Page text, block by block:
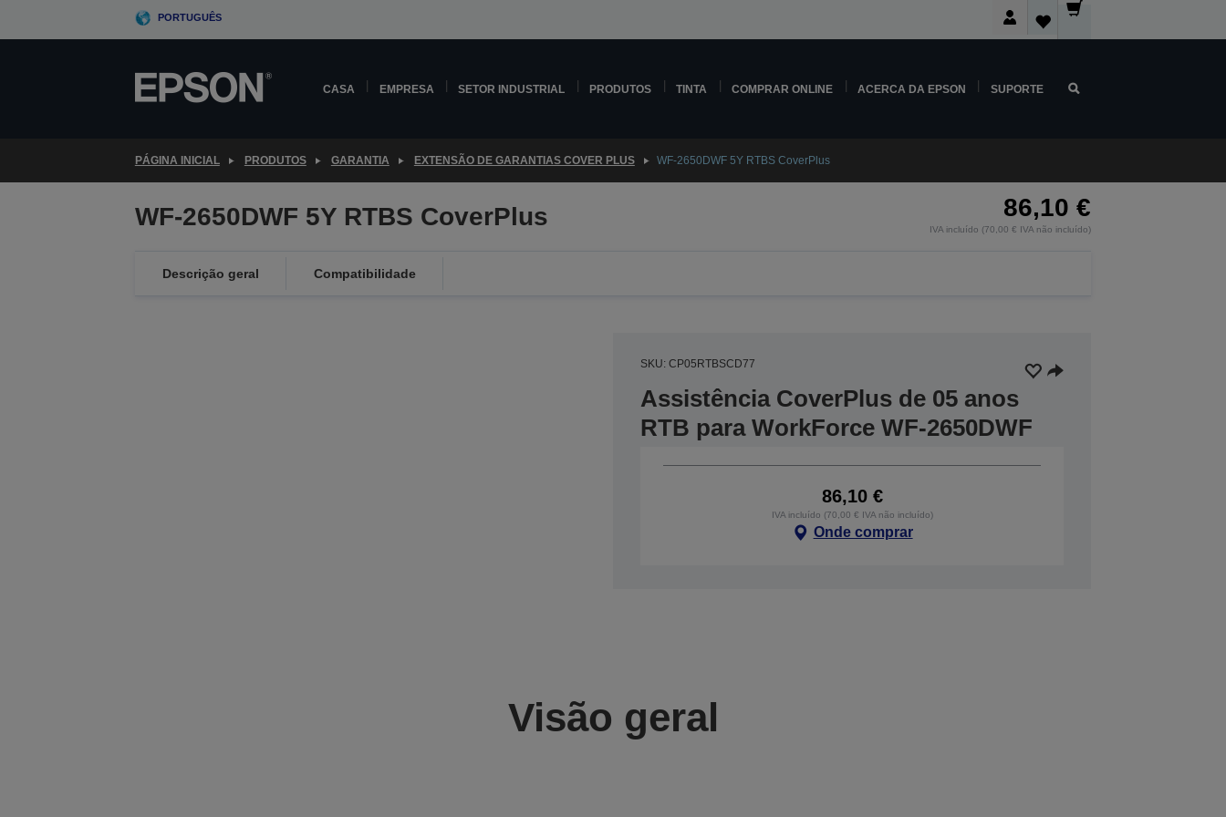
PORTUGUÊS
CASA EMPRESA SETOR INDUSTRIAL PRODUTOS TINTA COMPRAR ONLINE ACERCA DA EPSON SUPORTE
PÁGINA INICIAL PRODUTOS GARANTIA EXTENSÃO DE GARANTIAS COVER PLUS WF-2650DWF 5Y RTBS CoverPlus
WF-2650DWF 5Y RTBS CoverPlus 86,10 €
IVA incluído (70,00 € IVA não incluído)
Descrição geral Compatibilidade
SKU: CP05RTBSCD77
Assistência CoverPlus de 05 anos
RTB para WorkForce WF-2650DWF
86,10 €
IVA incluído (70,00 € IVA não incluído)
Onde comprar
Visão geral